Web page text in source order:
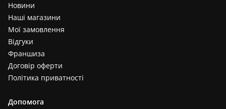
Новини
Наші магазини
Мої замовлення
Відгуки
Франшиза
Договір оферти
Політика приватності
Допомога